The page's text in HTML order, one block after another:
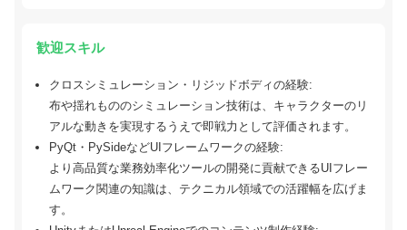
歓迎スキル
クロスシミュレーション・リジッドボディの経験:
布や揺れもののシミュレーション技術は、キャラクターのリ
アルな動きを実現するうえで即戦力として評価されます。
PyQt・PySideなどUIフレームワークの経験:
より高品質な業務効率化ツールの開発に貢献できるUIフレー
ムワーク関連の知識は、テクニカル領域での活躍幅を広げま
す。